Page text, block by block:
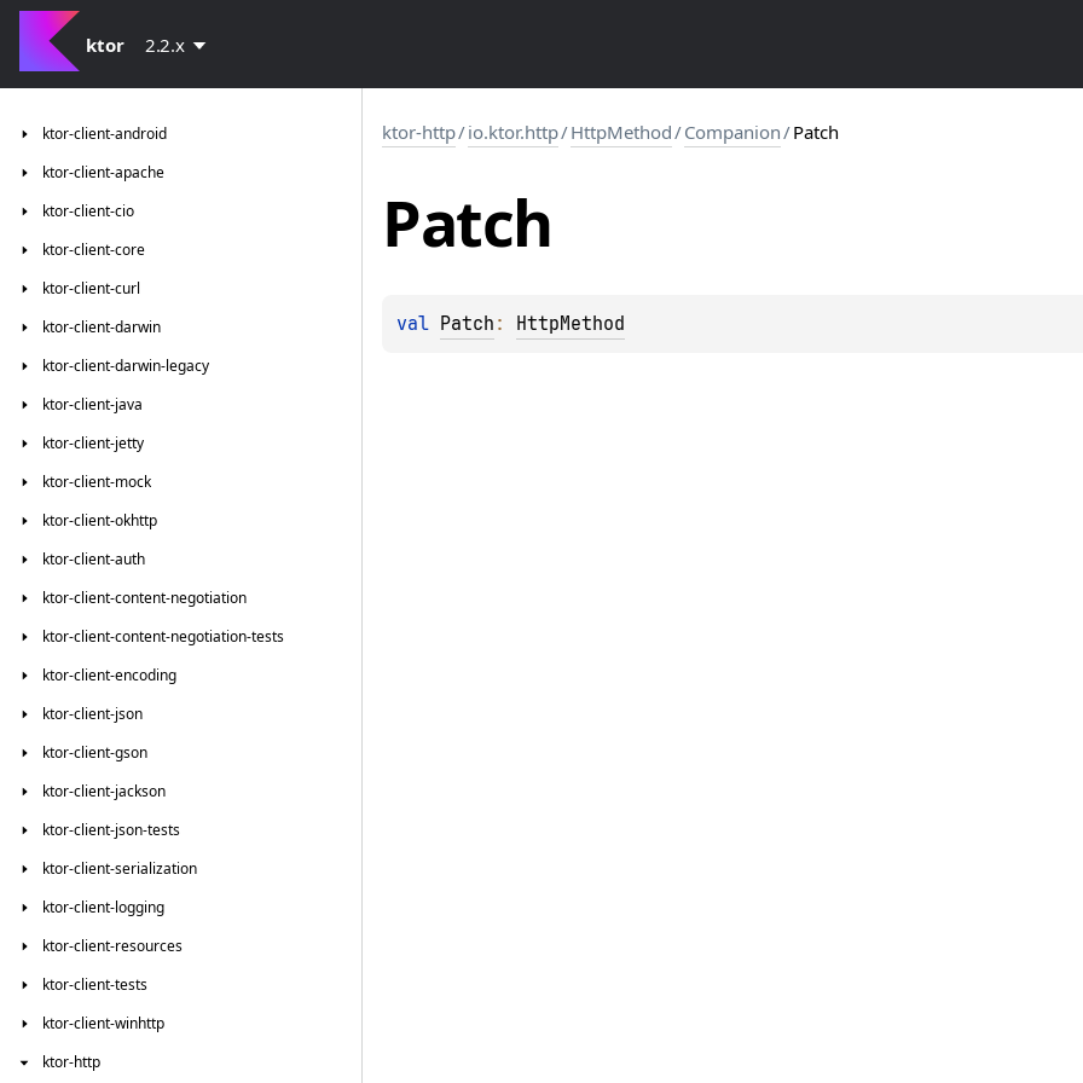
ktor 2.2.x
ktor-client-android
ktor-client-apache
ktor-client-cio
ktor-client-core
ktor-client-curl
ktor-client-darwin
ktor-client-darwin-legacy
ktor-client-java
ktor-client-jetty
ktor-client-mock
ktor-client-okhttp
ktor-client-auth
ktor-client-content-negotiation
ktor-client-content-negotiation-tests
ktor-client-encoding
ktor-client-json
ktor-client-gson
ktor-client-jackson
ktor-client-json-tests
ktor-client-serialization
ktor-client-logging
ktor-client-resources
ktor-client-tests
ktor-client-winhttp
ktor-http
ktor-http/io.ktor.http/HttpMethod/Companion/Patch
Patch
val Patch : HttpMethod